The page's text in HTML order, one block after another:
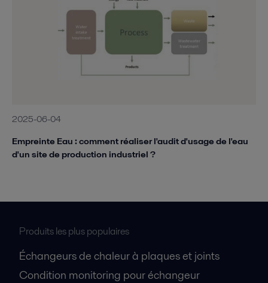
2025-06-04
Empreinte Eau : comment réaliser l'audit d'usage de l'eau
d'un site de production industriel ?
Produits les plus populaires
Échangeurs de chaleur à plaques et joints
Condition monitoring pour échangeur